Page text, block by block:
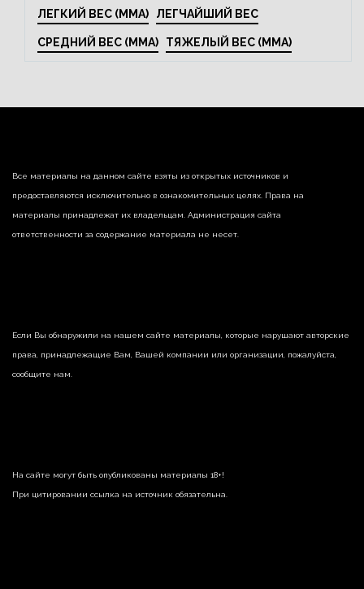
ЛЕГКИЙ ВЕС (MMA) ЛЕГЧАЙШИЙ ВЕС
СРЕДНИЙ ВЕС (MMA) ТЯЖЕЛЫЙ ВЕС (MMA)
Все материалы на данном сайте взяты из открытых источников и
предоставляются исключительно в ознакомительных целях. Права на
материалы принадлежат их владельцам. Администрация сайта
ответственности за содержание материала не несет.
Если Вы обнаружили на нашем сайте материалы, которые нарушают авторские
права, принадлежащие Вам, Вашей компании или организации, пожалуйста,
сообщите нам.
На сайте могут быть опубликованы материалы 18+!
При цитировании ссылка на источник обязательна.